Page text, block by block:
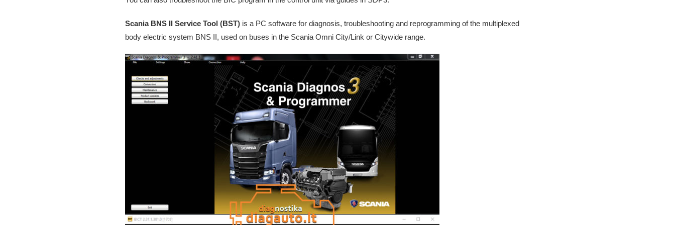
Scania BNS II Service Tool (BST) is a PC software for diagnosis, troubleshooting and reprogramming of the multiplexed
body electric system BNS II, used on buses in the Scania Omni City/Link or Citywide range.